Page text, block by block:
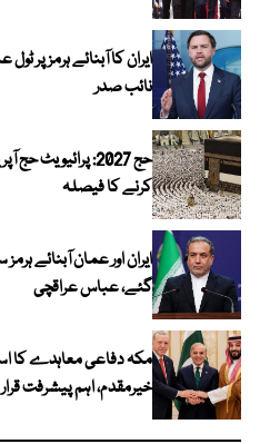
ایران کا آبنائے ہرمز پر
نائب صدر
حج 2027:
کرنے کا فیصلہ
ایران اور عمان آبنائے
گئے، عباس عراقچی
مکہ دفاعی معاہدے کا
خیرمقدم، اہم پیشرفت